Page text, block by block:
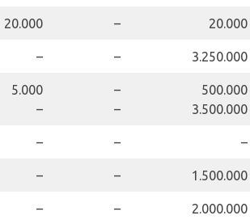
20.000 – 20.000
– – 3.250.000
5.000
–
–
–
500.000
3.500.000
– – –
– – 1.500.000
– – 2.000.000